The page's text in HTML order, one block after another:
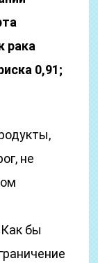
рака
0,91;
не
бы